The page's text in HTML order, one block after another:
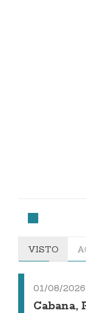
VISTO
01/08/2026
Cabana,